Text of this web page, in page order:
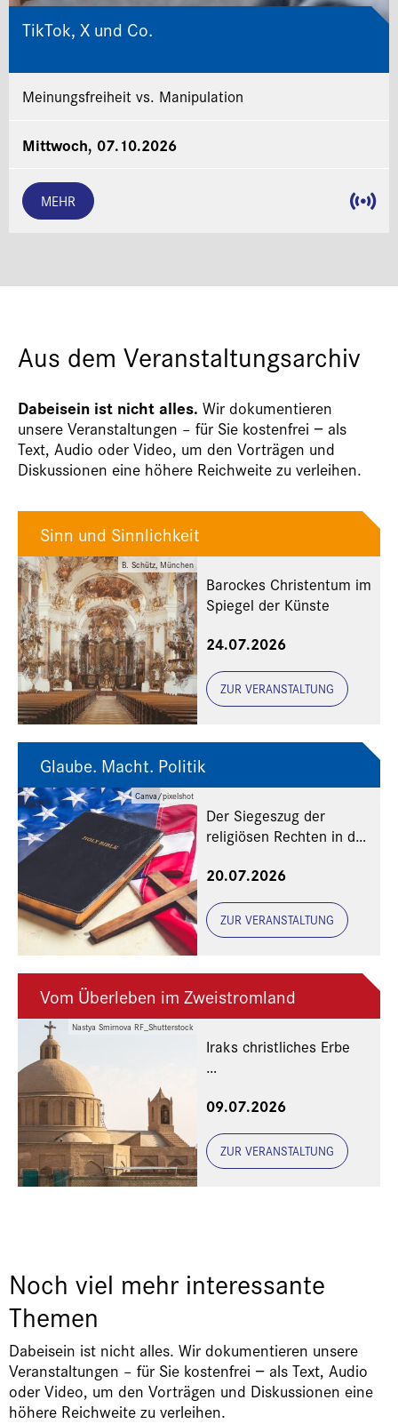
TikTok, X und Co.
Meinungsfreiheit vs. Manipulation
Mittwoch, 07.10.2026
MEHR
Aus dem Veranstaltungsarchiv
Dabeisein ist nicht alles. Wir dokumentieren
unsere Veranstaltungen – für Sie kostenfrei − als
Text, Audio oder Video, um den Vorträgen und
Diskussionen eine höhere Reichweite zu verleihen.
B. Schütz, München
Sinn und Sinnlichkeit
Barockes Christentum im
Spiegel der Künste
24.07.2026
ZUR VERANSTALTUNG
Canva/pixelshot
Glaube. Macht. Politik
Der Siegeszug der
religiösen Rechten in den
20.07.2026
ZUR VERANSTALTUNG
Nastya Smirnova RF_Shutterstock
Vom Überleben im Zweistromland
Iraks christliches Erbe
Freunde und Gönner
09.07.2026
ZUR VERANSTALTUNG
Noch viel mehr interessante
Themen
Dabeisein ist nicht alles. Wir dokumentieren unsere
Veranstaltungen – für Sie kostenfrei − als Text, Audio
oder Video, um den Vorträgen und Diskussionen eine
höhere Reichweite zu verleihen.